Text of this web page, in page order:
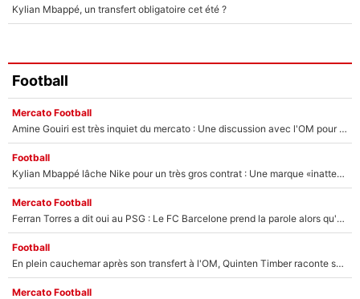
Kylian Mbappé, un transfert obligatoire cet été ?
Football
Mercato Football
Amine Gouiri est très inquiet du mercato : Une discussion avec l'OM pour acter son transfert !
Football
Kylian Mbappé lâche Nike pour un très gros contrat : Une marque «inattendue» va frapper très fort
Mercato Football
Ferran Torres a dit oui au PSG : Le FC Barcelone prend la parole alors qu'un transfert de l'attaquant espagnol prend forme
Football
En plein cauchemar après son transfert à l'OM, Quinten Timber raconte ses doutes après sa signature à Marseille
Mercato Football